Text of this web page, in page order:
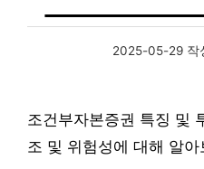
2025-05-29 작
조건부자본증권 특징 및
조 및 위험성에 대해 알아